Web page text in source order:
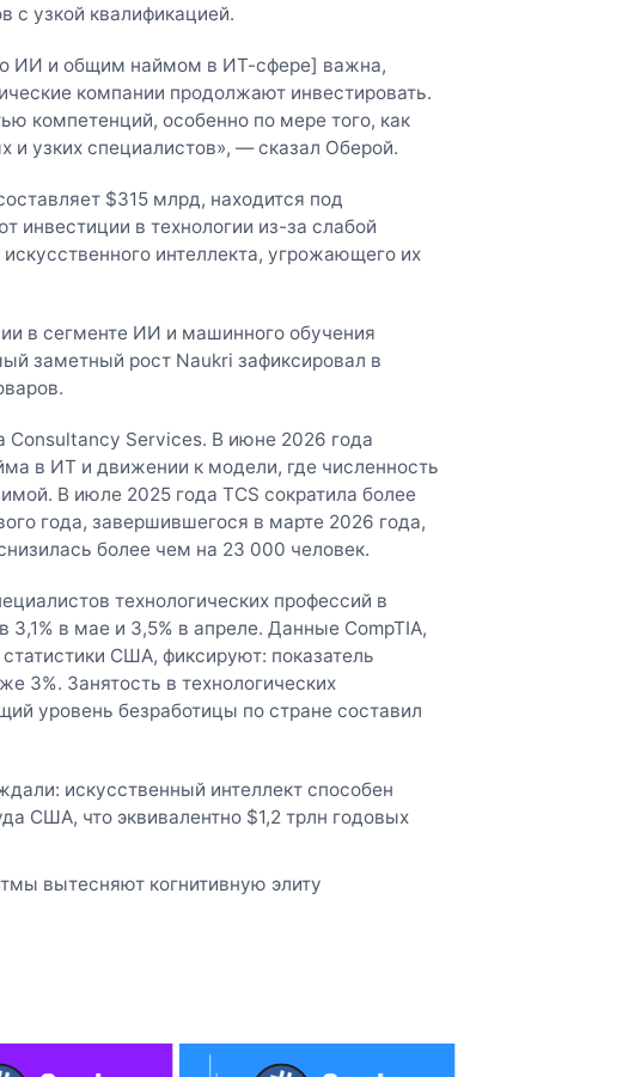
с узкой квалификацией.
ИИ и общим наймом в ИТ-сфере] важна,
компании продолжают инвестировать.
компетенций, особенно по мере того, как
узких специалистов», — сказал Оберой.
$315 млрд, находится под
инвестиции в технологии из-за слабой
интеллекта, угрожающего их
в сегменте ИИ и машинного обучения
заметный рост Naukri зафиксировал в
Consultancy Services. В июне 2026 года
в ИТ и движении к модели, где численность
В июле 2025 года TCS сократила более
года, завершившегося в марте 2026 года,
более чем на 23 000 человек.
технологических профессий в
в мае и 3,5% в апреле. Данные CompTIA,
США, фиксируют: показатель
3%. Занятость в технологических
уровень безработицы по стране составил
искусственный интеллект способен
США, что эквивалентно $1,2 трлн годовых
вытесняют когнитивную элиту